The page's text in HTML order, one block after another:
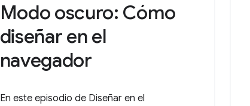
Modo oscuro: Cómo
diseñar en el
navegador
En este episodio de Diseñar en el